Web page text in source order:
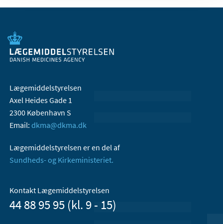
Lægemiddelstyrelsen
Axel Heides Gade 1
2300 København S
Email: dkma@dkma.dk
Lægemiddelstyrelsen er en del af
Sundheds- og Kirkeministeriet.
Kontakt Lægemiddelstyrelsen
44 88 95 95 (kl. 9 - 15)